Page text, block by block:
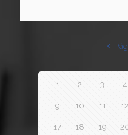
1 2 3 4
9 10 11 12
17 18 19